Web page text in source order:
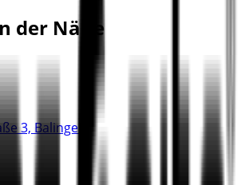
der Nähe
3, Balingen